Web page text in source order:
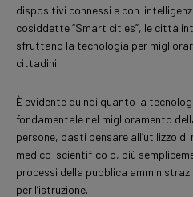
dispositivi connessi e con
cosiddette “Smart cities”, le città
sfruttano la tecnologia per
cittadini.
È evidente quindi quanto la
fondamentale nel miglioramento
persone, basti pensare all’utilizzo
medico-scientifico o, più
processi della pubblica
per l’istruzione.